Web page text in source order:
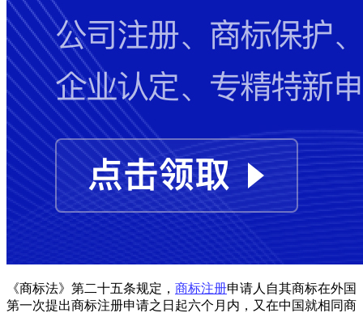
《商标法》第二十五条规定， 商标注册申请人自其商标在外国
第一次提出商标注册申请之日起六个月内，又在中国就相同商